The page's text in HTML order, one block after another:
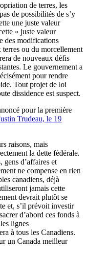
de terres, les
de possibilités de s’y
une juste valeur
« juste valeur
des modifications
terres ou du morcellement
de nouveaux défis
Le gouvernement a
pour rendre
Tout projet de loi
dissidence est suspect.
pour la première
Trudeau, le 19
raisons, mais
la dette fédérale.
gens d’affaires et
ne compense en rien
canadiens, déjà
jamais cette
devrait plutôt se
et, s’il prévoit investir
d’abord ces fonds à
lignes
à tous les Canadiens.
un Canada meilleur